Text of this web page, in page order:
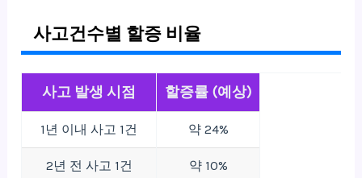
사고건수별 할증 비율
사고 발생 시점 할증률 (예상)
1년 이내 사고 1건 약 24%
2년 전 사고 1건 약 10%